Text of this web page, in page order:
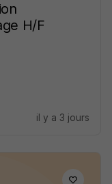
H/F
il y a 3 jours